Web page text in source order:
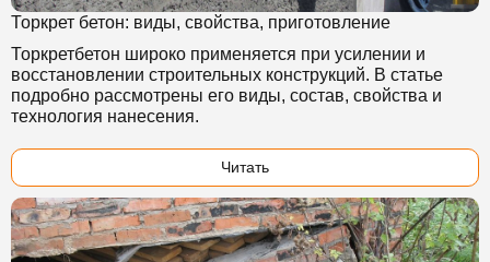
Торкрет бетон: виды, свойства, приготовление
Торкретбетон широко применяется при усилении и
восстановлении строительных конструкций. В статье
подробно рассмотрены его виды, состав, свойства и
технология нанесения.
Читать